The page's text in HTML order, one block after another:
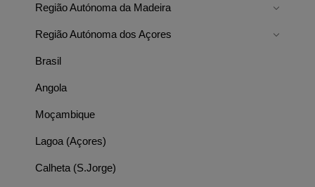
Região Autónoma da Madeira
Região Autónoma dos Açores
Brasil
Angola
Moçambique
Lagoa (Açores)
Calheta (S.Jorge)